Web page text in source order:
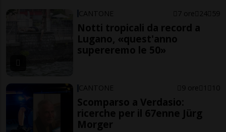
CANTONE 7 ore 24 59
Notti tropicali da record a
Lugano, «quest'anno
supereremo le 50»
CANTONE 9 ore 1 10
Scomparso a Verdasio:
ricerche per il 67enne Jürg
Morger